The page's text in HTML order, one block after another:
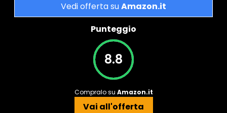
Vedi offerta suAmazon.it
Punteggio
8.8
Compralo su Amazon.it
Vai all'offerta